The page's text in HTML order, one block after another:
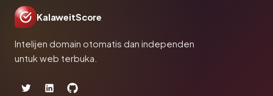
KalaweitScore
Intelijen domain otomatis dan independen
untuk web terbuka.